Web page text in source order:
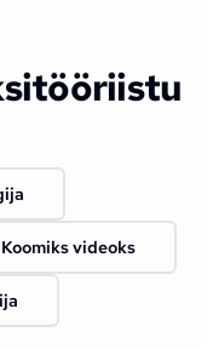
Koomiks videoks